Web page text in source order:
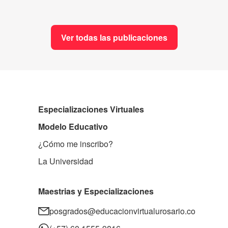
Ver todas las publicaciones
Especializaciones Virtuales
Modelo Educativo
¿Cómo me inscribo?
La Universidad
Maestrias y Especializaciones
posgrados@educacionvirtualurosario.co